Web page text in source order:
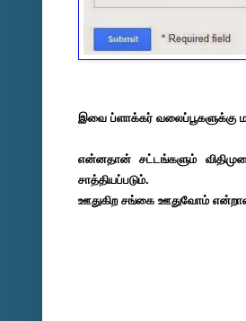
இவை ப்ளாக்கர் வலைப்பூகளுக்கு
என்னதான் சட்டங்களும்
சாத்தியப்படும்.
ஊதுகிற சங்கை ஊதுவோம்